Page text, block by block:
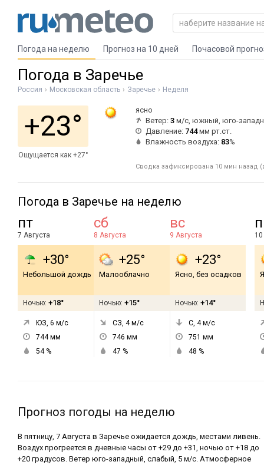
Погода на неделю Прогноз на 10 дней Почасовой
Погода в Заречье
Россия Московская область Заречье Неделя
+23°
Ощущается как +27°
ясно
Ветер: 3 м/с, южный, юго-
Давление: 744мм рт.ст.
Влажность воздуха: 83%
Сводка зафиксирована 10 мин назад
Погода в Заречье на неделю
пт
7 Августа
+30°
Небольшой дождь
Ночью: +18°
ЮЗ, 6 м/с
744мм
54%
сб
8 Августа
+25°
Малооблачно
Ночью: +15°
СЗ, 4м/с
746 мм
47 %
вс
9 Августа
+23°
Ясно, без осадков
Ночью: +14°
С, 4м/с
751 мм
48 %
10
Прогноз погоды на неделю
В пятницу, 7 Августа в Заречье ожидается дождь, местами ливень.
Воздух прогреется в дневные часы от +29 до +31, ночью от +18 до
+20 градусов. Ветер юго-западный, слабый, 5 м/с. Атмосферное